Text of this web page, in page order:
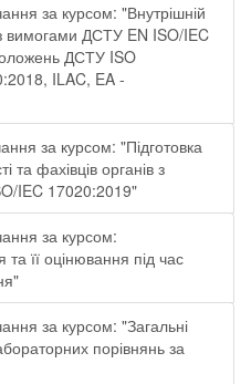
за курсом: "Внутрішній
вимогами ДСТУ EN ISO/IEC
ДСТУ ISO
ILAC, EA -
за курсом: "Підготовка
та фахівців органів з
IEC 17020:2019"
за курсом:
її оцінювання під час
за курсом: "Загальні
порівнянь за